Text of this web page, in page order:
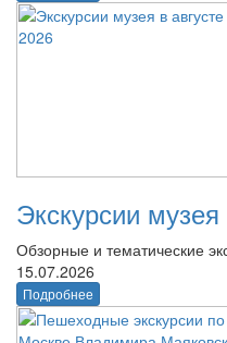
Экскурсии
Обзорные и тематические
15.07.2026
Подробнее